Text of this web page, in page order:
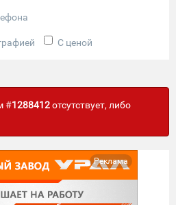
С ценой
#1288412отсутствует, либо
Реклама